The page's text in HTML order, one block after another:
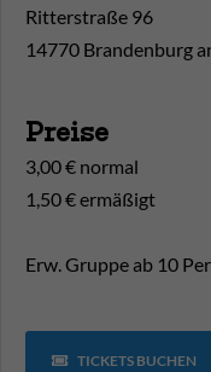
Ritterstraße 96
14770 Brandenburg
Preise
3,00 € normal
1,50 € ermäßigt
Erw. Gruppe ab 10
TICKETS BUCHEN